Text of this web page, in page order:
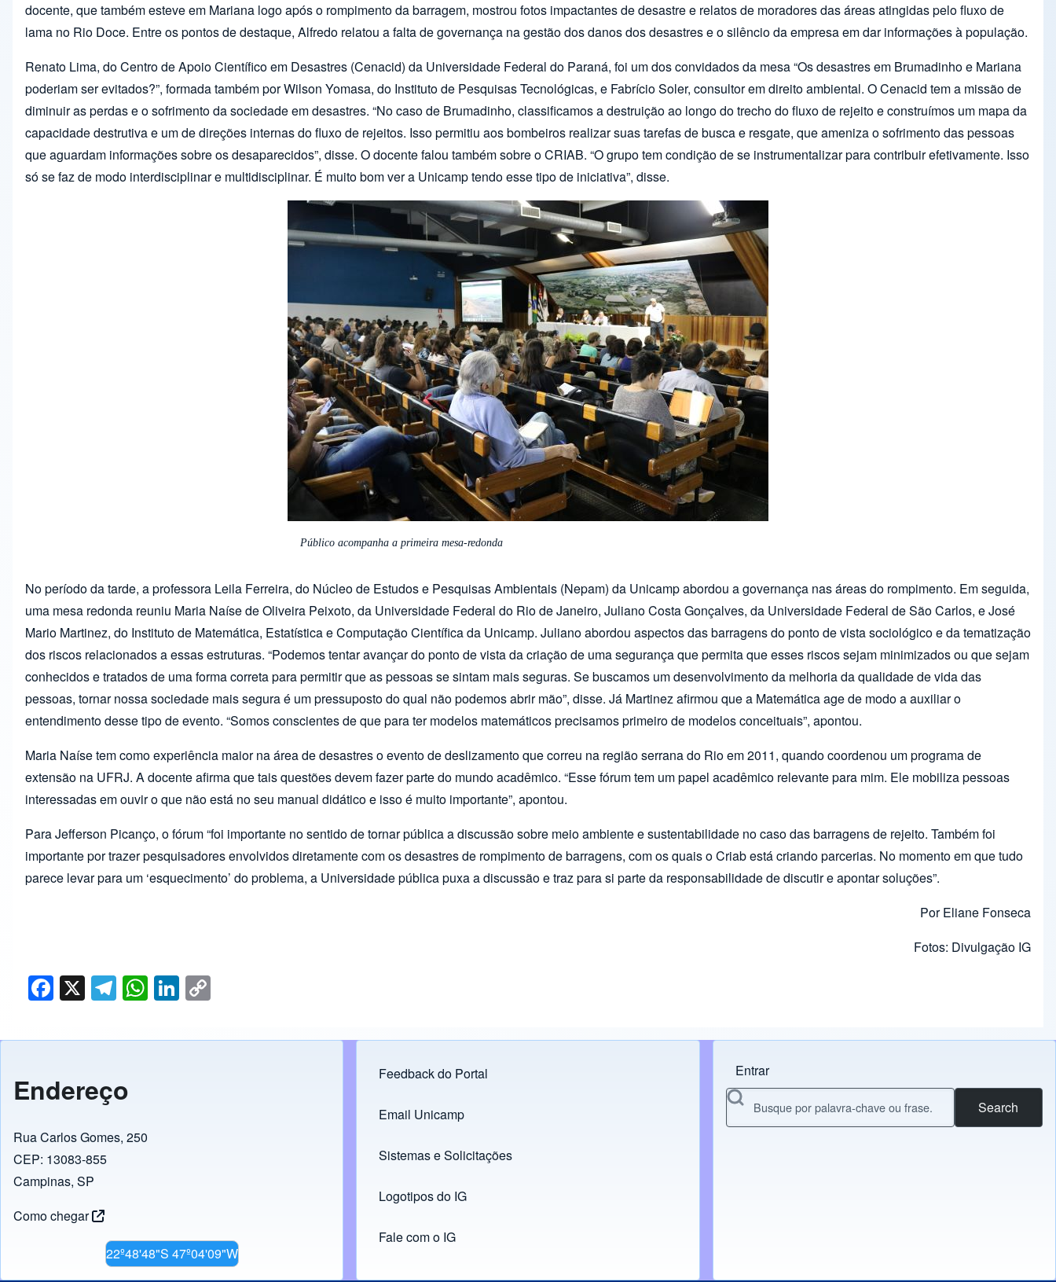
docente, que também esteve em Mariana logo após o rompimento da barragem, mostrou fotos impactantes de desastre e relatos de moradores das áreas atingidas pelo fluxo de
lama no Rio Doce. Entre os pontos de destaque, Alfredo relatou a falta de governança na gestão dos danos dos desastres e o silêncio da empresa em dar informações à população.
Renato Lima, do Centro de Apoio Científico em Desastres (Cenacid) da Universidade Federal do Paraná, foi um dos convidados da mesa “Os desastres em Brumadinho e Mariana
poderiam ser evitados?”, formada também por Wilson Yomasa, do Instituto de Pesquisas Tecnológicas, e Fabrício Soler, consultor em direito ambiental. O Cenacid tem a missão de
diminuir as perdas e o sofrimento da sociedade em desastres. “No caso de Brumadinho, classificamos a destruição ao longo do trecho do fluxo de rejeito e construímos um mapa da
capacidade destrutiva e um de direções internas do fluxo de rejeitos. Isso permitiu aos bombeiros realizar suas tarefas de busca e resgate, que ameniza o sofrimento das pessoas
que aguardam informações sobre os desaparecidos”, disse. O docente falou também sobre o CRIAB. “O grupo tem condição de se instrumentalizar para contribuir efetivamente. Isso
só se faz de modo interdisciplinar e multidisciplinar. É muito bom ver a Unicamp tendo esse tipo de iniciativa”, disse.
Público acompanha a primeira mesa-redonda
No período da tarde, a professora Leila Ferreira, do Núcleo de Estudos e Pesquisas Ambientais (Nepam) da Unicamp abordou a governança nas áreas do rompimento. Em seguida,
uma mesa redonda reuniu Maria Naíse de Oliveira Peixoto, da Universidade Federal do Rio de Janeiro, Juliano Costa Gonçalves, da Universidade Federal de São Carlos, e José
Mario Martinez, do Instituto de Matemática, Estatística e Computação Científica da Unicamp. Juliano abordou aspectos das barragens do ponto de vista sociológico e da tematização
dos riscos relacionados a essas estruturas. “Podemos tentar avançar do ponto de vista da criação de uma segurança que permita que esses riscos sejam minimizados ou que sejam
conhecidos e tratados de uma forma correta para permitir que as pessoas se sintam mais seguras. Se buscamos um desenvolvimento da melhoria da qualidade de vida das
pessoas, tornar nossa sociedade mais segura é um pressuposto do qual não podemos abrir mão”, disse. Já Martinez afirmou que a Matemática age de modo a auxiliar o
entendimento desse tipo de evento. “Somos conscientes de que para ter modelos matemáticos precisamos primeiro de modelos conceituais”, apontou.
Maria Naíse tem como experiência maior na área de desastres o evento de deslizamento que correu na região serrana do Rio em 2011, quando coordenou um programa de
extensão na UFRJ. A docente afirma que tais questões devem fazer parte do mundo acadêmico. “Esse fórum tem um papel acadêmico relevante para mim. Ele mobiliza pessoas
interessadas em ouvir o que não está no seu manual didático e isso é muito importante”, apontou.
Para Jefferson Picanço, o fórum “foi importante no sentido de tornar pública a discussão sobre meio ambiente e sustentabilidade no caso das barragens de rejeito. Também foi
importante por trazer pesquisadores envolvidos diretamente com os desastres de rompimento de barragens, com os quais o Criab está criando parcerias. No momento em que tudo
parece levar para um ‘esquecimento’ do problema, a Universidade pública puxa a discussão e traz para si parte da responsabilidade de discutir e apontar soluções”.
Por Eliane Fonseca
Fotos: Divulgação IG
F
a
c
b
o
o
k
X T
el
e
a
m
W
h
at
Li
n
k p
Endereço
Rua Carlos Gomes, 250
CEP: 13083-855
Campinas, SP
Como chegar
22º48'48"S 47º04'09"W
Footer menu
Feedback do Portal
Links
Email Unicamp
(opens in new tab)
Sistemas e Solicitações
(opens in new tab)
Logotipos do IG
(opens in new tab)
Fale com o IG
Menu do usuário
Entrar
Search